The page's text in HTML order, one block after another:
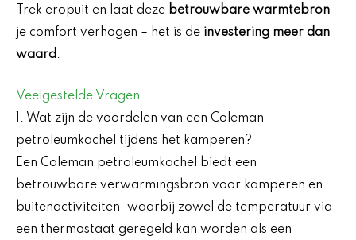
Trek eropuit en laat deze betrouwbare warmtebron
je comfort verhogen – het is de investering meer dan
waard .
Veelgestelde Vragen
1. Wat zijn de voordelen van een Coleman
petroleumkachel tijdens het kamperen?
Een Coleman petroleumkachel biedt een
betrouwbare verwarmingsbron voor kamperen en
buitenactiviteiten, waarbij zowel de temperatuur via
een thermostaat geregeld kan worden als een